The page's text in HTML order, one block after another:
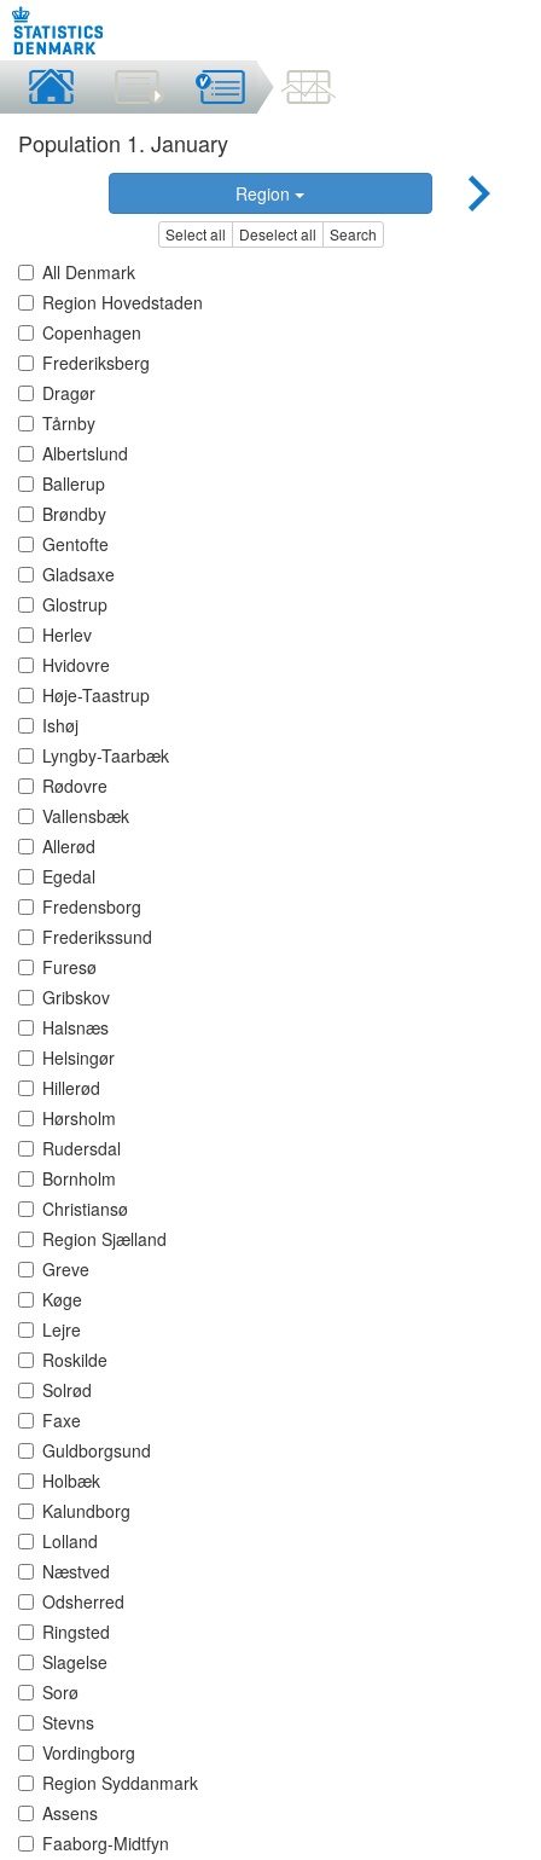
Population 1. January
Region
Select all Deselect all Search
All Denmark
Region Hovedstaden
Copenhagen
Frederiksberg
Dragør
Tårnby
Albertslund
Ballerup
Brøndby
Gentofte
Gladsaxe
Glostrup
Herlev
Hvidovre
Høje-Taastrup
Ishøj
Lyngby-Taarbæk
Rødovre
Vallensbæk
Allerød
Egedal
Fredensborg
Frederikssund
Furesø
Gribskov
Halsnæs
Helsingør
Hillerød
Hørsholm
Rudersdal
Bornholm
Christiansø
Region Sjælland
Greve
Køge
Lejre
Roskilde
Solrød
Faxe
Guldborgsund
Holbæk
Kalundborg
Lolland
Næstved
Odsherred
Ringsted
Slagelse
Sorø
Stevns
Vordingborg
Region Syddanmark
Assens
Faaborg-Midtfyn